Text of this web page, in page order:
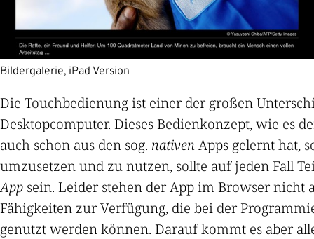
Bildergalerie, iPad Version
Die Touchbedienung ist einer der großen
Desktopcomputer. Dieses Bedienkonzept, wie es
auch schon aus den sog. nativenApps gelernt hat,
umzusetzen und zu nutzen, sollte auf jeden Fall
App sein. Leider stehen der App im Browser nicht
Fähigkeiten zur Verfügung, die bei der
genutzt werden können. Darauf kommt es aber